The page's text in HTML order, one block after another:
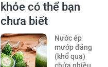
khỏe có thể bạn
chưa biết
Nước ép
mướp đắng
(khổ qua)